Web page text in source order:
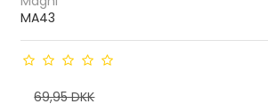
MA43
69,95 DKK